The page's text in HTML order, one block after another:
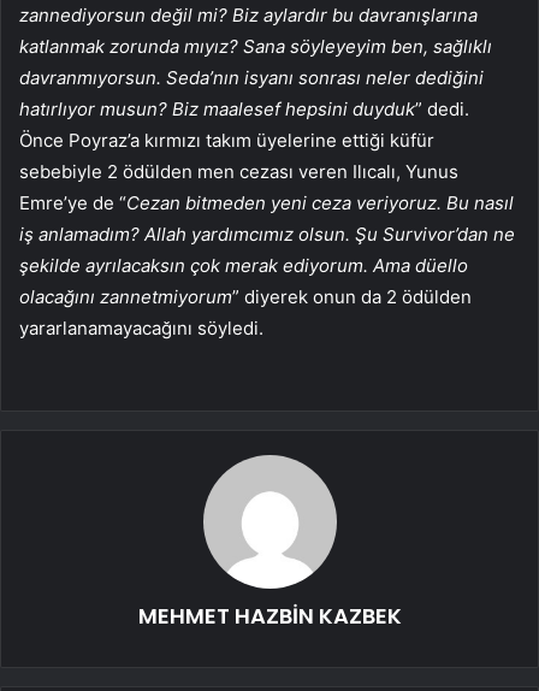
zannediyorsun değil mi? Biz aylardır bu davranışlarına
katlanmak zorunda mıyız? Sana söyleyeyim ben, sağlıklı
davranmıyorsun. Seda’nın isyanı sonrası neler dediğini
hatırlıyor musun? Biz maalesef hepsini duyduk” dedi.
Önce Poyraz’a kırmızı takım üyelerine ettiği küfür
sebebiyle 2 ödülden men cezası veren Ilıcalı, Yunus
Emre’ye de “Cezan bitmeden yeni ceza veriyoruz. Bu nasıl
iş anlamadım? Allah yardımcımız olsun. Şu Survivor’dan ne
şekilde ayrılacaksın çok merak ediyorum. Ama düello
olacağını zannetmiyorum” diyerek onun da 2 ödülden
yararlanamayacağını söyledi.
MEHMET HAZBİN KAZBEK